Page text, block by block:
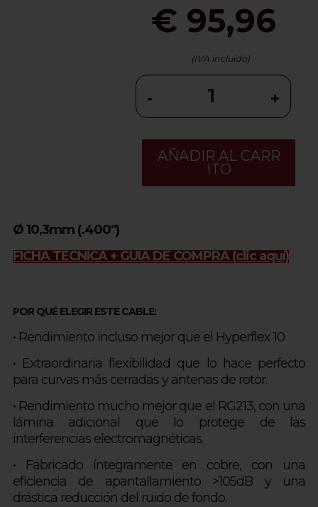
€ 95,96
(IVA incluido)
- +
AÑADIR AL CARR
ITO
Ø 10,3mm (.400")
FICHA TÉCNICA + GUÍA DE COMPRA(clic aquí)
POR QUÉ ELEGIR ESTE CABLE:
• Rendimiento incluso mejor que el Hyperflex 10
• Extraordinaria flexibilidad que lo hace perfecto
para curvas más cerradas y antenas de rotor.
• Rendimiento mucho mejor que el RG213, con una
lámina adicional que lo protege de las
interferencias electromagnéticas.
• Fabricado íntegramente en cobre, con una
eficiencia de apantallamiento >105dB y una
drástica reducción del ruido de fondo.